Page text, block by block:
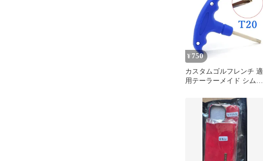
¥ 750
カスタムゴルフレンチ 適
用テーラーメイド シムシ
ス SIM2 MAX MAX-D
SIM 2RBZ SLDR
JETSPEED COBRA FLY